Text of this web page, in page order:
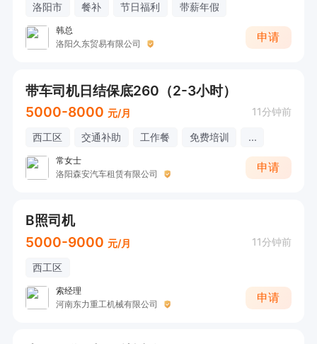
洛阳市 餐补 节日福利 带薪年假
韩总
洛阳久东贸易有限公司
申请
带车司机日结保底260（2-3小时）
5000-8000 元/月 11分钟前
西工区 交通补助 工作餐 免费培训 ...
常女士
洛阳森安汽车租赁有限公司
申请
B照司机
5000-9000 元/月 11分钟前
西工区
索经理
河南东力重工机械有限公司
申请